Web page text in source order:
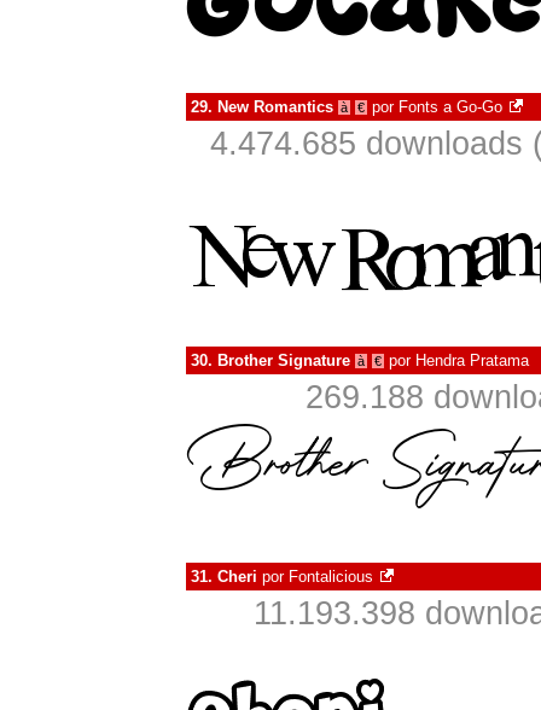
29. New Romantics à € por Fonts a Go-Go
4.474.685 downloads
30. Brother Signature à € por Hendra Pratama
269.188
31. Cheri por Fontalicious
11.193.398